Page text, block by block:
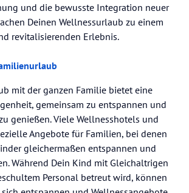
und die bewusste Integration neuer
Deinen Wellnessurlaub zu einem
revitalisierenden Erlebnis.
mit der ganzen Familie bietet eine
gemeinsam zu entspannen und
genießen. Viele Wellnesshotels und
Angebote für Familien, bei denen
gleichermaßen entspannen und
Während Dein Kind mit Gleichaltrigen
Personal betreut wird, können